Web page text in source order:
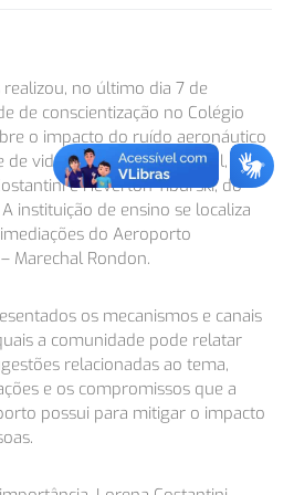
no último dia 7 de
de conscientização no Colégio
o impacto do ruído aeronáutico
de vida da comunidade local,
e Heverton Tiburski, do
instituição de ensino se localiza
do Aeroporto
Marechal Rondon.
os mecanismos e canais
a comunidade pode relatar
relacionadas ao tema,
e os compromissos que a
possui para mitigar o impacto